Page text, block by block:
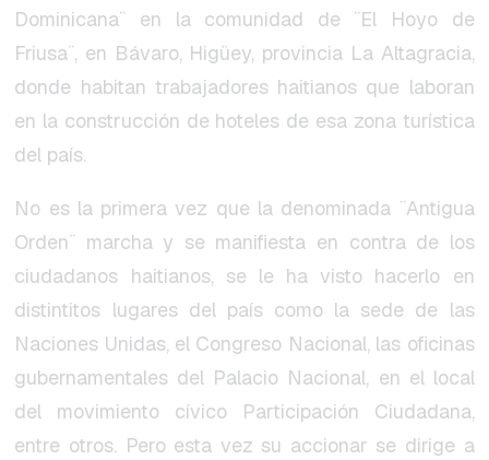
Dominicana¨ en la comunidad de ¨El Hoyo de
Friusa¨, en Bávaro, Higüey, provincia La Altagracia,
donde habitan trabajadores haitianos que laboran
en la construcción de hoteles de esa zona turística
del país.
No es la primera vez que la denominada ¨Antigua
Orden¨ marcha y se manifiesta en contra de los
ciudadanos haitianos, se le ha visto hacerlo en
distintitos lugares del país como la sede de las
Naciones Unidas, el Congreso Nacional, las oficinas
gubernamentales del Palacio Nacional, en el local
del movimiento cívico Participación Ciudadana,
entre otros. Pero esta vez su accionar se dirige a